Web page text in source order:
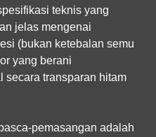
teknis yang
jelas mengenai
(bukan ketebalan semu
yang berani
secara transparan hitam
pemasangan adalah